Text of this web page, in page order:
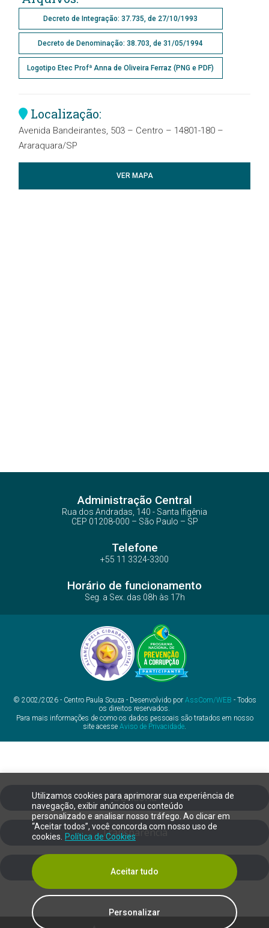
Utilizamos cookies para aprimorar sua experiência de
navegação, exibir anúncios ou conteúdo
personalizado e analisar nosso tráfego. Ao clicar em
“Aceitar todos”, você concorda com nosso uso de
cookies.
Política de Cookies
Personalizar
Aceitar tudo
Decreto de Integração: 37.735, de 27/10/1993
Decreto de Denominação: 38.703, de 31/05/1994
Logotipo Etec Profª Anna de Oliveira Ferraz (PNG e PDF)
Localização:
Avenida Bandeirantes, 503 – Centro – 14801-180 –
Araraquara/SP
VER MAPA
Administração Central
Rua dos Andradas, 140 - Santa Ifigênia
CEP 01208-000 – São Paulo – SP
Telefone
+55 11 3324-3300
Horário de funcionamento
Seg. a Sex. das 08h às 17h
© 2002/2026 - Centro Paula Souza - Desenvolvido por AssCom/WEB - Todos
os direitos reservados.
Para mais informações de como os dados pessoais são tratados em nosso
site acesse Aviso de Privacidade.
Ouvidoria
Transparência
SIC